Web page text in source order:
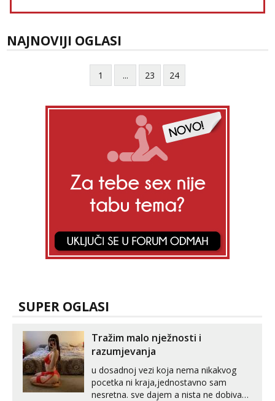
NAJNOVIJI OGLASI
1 ... 23 24
SUPER OGLASI
Tražim malo nježnosti i
razumjevanja
u dosadnoj vezi koja nema nikakvog
pocetka ni kraja,jednostavno sam
nesretna. sve dajem a nista ne dobivam